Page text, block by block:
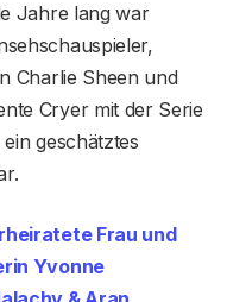
Jahre lang war
Charlie Sheen und
Cryer mit der Serie
geschätztes
Frau und
Yvonne